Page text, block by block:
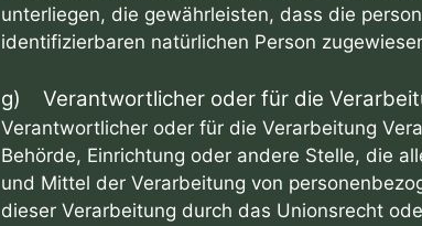
unterliegen, die gewährleisten, dass die
identifizierbaren natürlichen Person
g) Verantwortlicher oder für die
Verantwortlicher oder für die Verarbeitung
Behörde, Einrichtung oder andere Stelle, die
und Mittel der Verarbeitung von
dieser Verarbeitung durch das Unionsrecht